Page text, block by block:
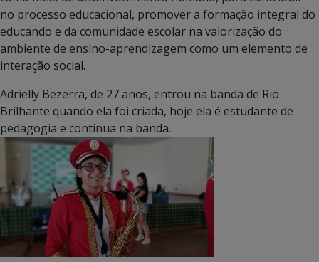
no processo educacional, promover a formação integral do
educando e da comunidade escolar na valorização do
ambiente de ensino-aprendizagem como um elemento de
interação social.
Adrielly Bezerra, de 27 anos, entrou na banda de Rio
Brilhante quando ela foi criada, hoje ela é estudante de
pedagogia e continua na banda.